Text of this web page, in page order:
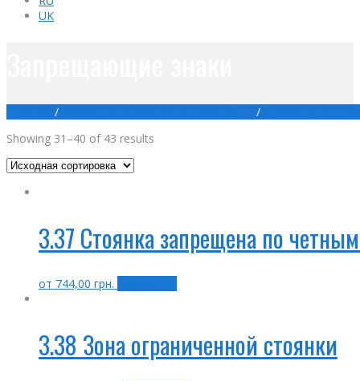
UK
/ /
Showing 31–40 of 43 results
3.37 Стоянка запрещена по
от 744,00 грн.
3.38 Зона ограниченной стоянки